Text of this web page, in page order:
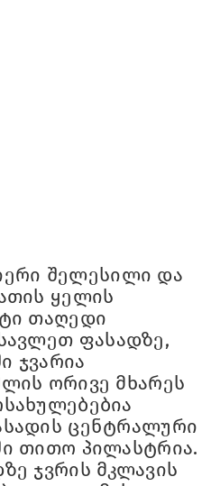
შელესილი და
ყელის
თაღედი
ფასადზე,
ჯვარია
ორივე მხარეს
ცენტრალური
თითო პილასტრია.
ჯვრის მკლავის